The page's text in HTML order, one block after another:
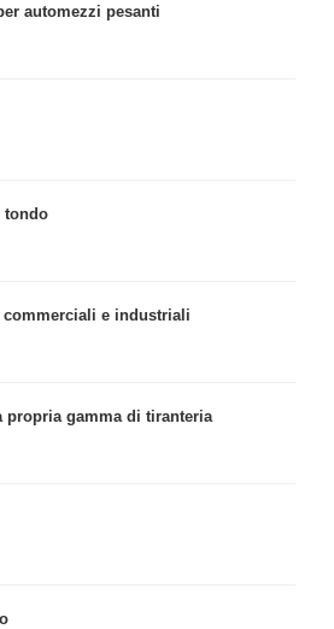
automezzi pesanti
tondo
e industriali
propria gamma di tiranteria